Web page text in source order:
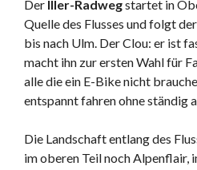
Der Iller-Radwegstartet in
Quelle des Flusses und folgt
bis nach Ulm. Der Clou: er ist
macht ihn zur ersten Wahl für
alle die ein E-Bike nicht
entspannt fahren ohne ständig
Die Landschaft entlang des
im oberen Teil noch Alpenflair,